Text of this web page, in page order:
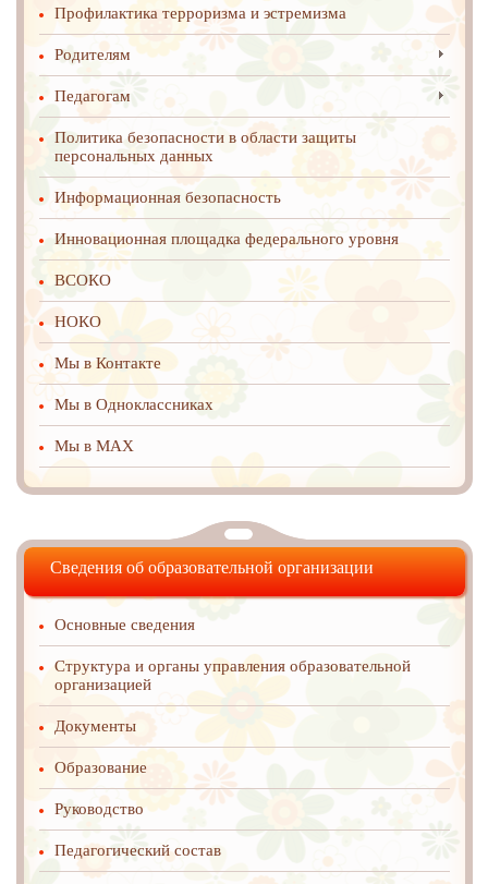
Профилактика терроризма и эстремизма
Родителям
Педагогам
Политика безопасности в области защиты
персональных данных
Информационная безопасность
Инновационная площадка федерального уровня
ВСОКО
НОКО
Мы в Контакте
Мы в Одноклассниках
Мы в MAX
Сведения об образовательной организации
Основные сведения
Структура и органы управления образовательной
организацией
Документы
Образование
Руководство
Педагогический состав